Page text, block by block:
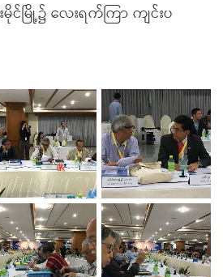
င်မြို့၌ လေးရက်ကြာ ကျင်းပ